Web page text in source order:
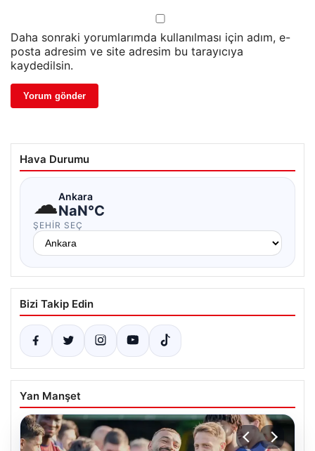
Daha sonraki yorumlarımda kullanılması için adım, e-
posta adresim ve site adresim bu tarayıcıya
kaydedilsin.
Hava Durumu
☁Ankara
NaN°C
ŞEHIR SEÇ
Bizi Takip Edin
Yan Manşet